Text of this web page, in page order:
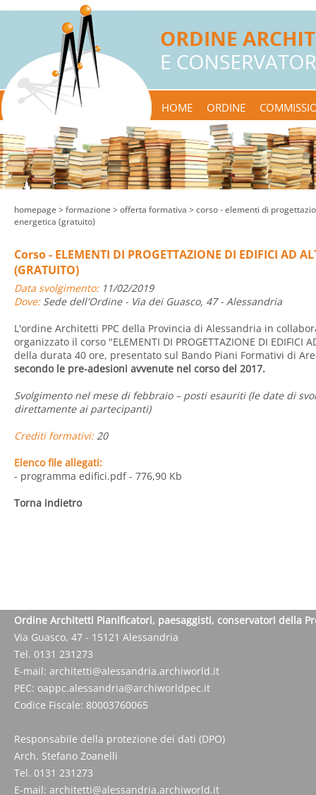
HOME ORDINE
homepage > formazione > offerta formativa > corso - elementi di
energetica (gratuito)
Corso - ELEMENTI DI PROGETTAZIONE DI EDIFICI AD
(GRATUITO)
Data svolgimento:11/02/2019
Dove:Sede dell'Ordine - Via dei Guasco, 47 - Alessandria
L'ordine Architetti PPC della Provincia di Alessandria in
organizzato il corso "ELEMENTI DI PROGETTAZIONE DI EDIFICI
della durata 40 ore, presentato sul Bando Piani Formativi di
secondo le pre-adesioni avvenute nel corso del 2017.
Svolgimento nel mese di febbraio – posti esauriti (le date di
direttamente ai partecipanti)
Crediti formativi:20
Elenco file allegati:
- programma edifici.pdf- 776,90 Kb
Torna indietro
Ordine Architetti Pianificatori, paesaggisti, conservatori della
Via Guasco, 47 - 15121 Alessandria
Tel. 0131 231273
E-mail: architetti@alessandria.archiworld.it
PEC: oappc.alessandria@archiworldpec.it
Codice Fiscale: 80003760065
Responsabile della protezione dei dati (DPO)
Arch. Stefano Zoanelli
Tel. 0131 231273
E-mail: architetti@alessandria.archiworld.it